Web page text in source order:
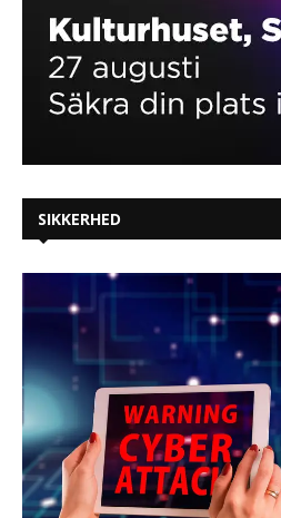
SIKKERHED